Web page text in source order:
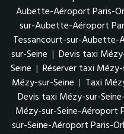
Aubette-Aéroport Paris-
sur-Aubette-Aéroport
Tessancourt-sur-Aubette-
sur-Seine | Devis taxi
Seine | Réserver taxi
Mézy-sur-Seine | Taxi
Devis taxi Mézy-sur-
Mézy-sur-Seine-Aéroport
sur-Seine-Aéroport Paris-